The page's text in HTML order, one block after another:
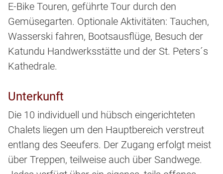
E-Bike Touren, geführte Tour durch den
Gemüsegarten. Optionale Aktivitäten: Tauchen,
Wasserski fahren, Bootsausflüge, Besuch der
Katundu Handwerksstätte und der St. Peters´s
Kathedrale.
Unterkunft
Die 10 individuell und hübsch eingerichteten
Chalets liegen um den Hauptbereich verstreut
entlang des Seeufers. Der Zugang erfolgt meist
über Treppen, teilweise auch über Sandwege.